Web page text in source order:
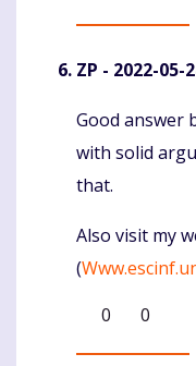
ZP - 2022-05-
Komentaras
Good answer
with solid
that.
Also visit my
(
0
0